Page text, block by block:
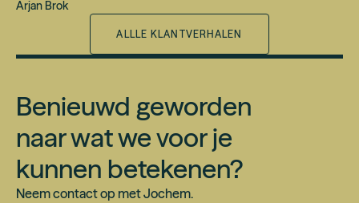
Arjan Brok
ALLLE KLANTVERHALEN
Benieuwd geworden
naar wat we voor je
kunnen betekenen?
Neem contact op met Jochem.